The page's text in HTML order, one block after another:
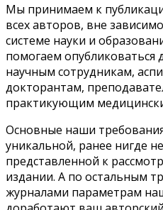
Мы принимаем к
всех авторов, вне
системе науки и
помогаем
научным сотрудникам,
докторантам,
практикующим
Основные наши
уникальной, ранее нигде
представленной к
издании. А по остальным
журналами параметрам